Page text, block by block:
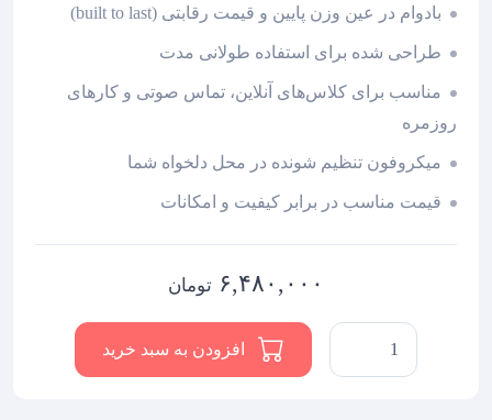
بادوام در عین وزن پایین و قیمت رقابتی (built to last)
طراحی شده برای استفاده طولانی مدت
مناسب برای کلاس‌های آنلاین، تماس صوتی و کارهای
روزمره
میکروفون تنظیم شونده در محل دلخواه شما
قیمت مناسب در برابر کیفیت و امکانات
۶,۴۸۰,۰۰۰ تومان
هدست
تک